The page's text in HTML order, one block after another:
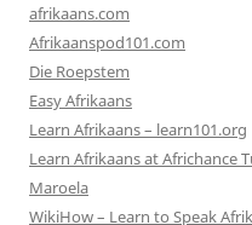
afrikaans.com
Afrikaanspod101.com
Die Roepstem
Easy Afrikaans
Learn Afrikaans – learn101.org
Learn Afrikaans at Africhance
Maroela
WikiHow – Learn to Speak